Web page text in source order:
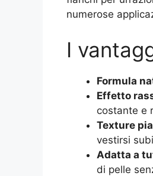
numerose
I
Formula
Effetto
costante e
Texture
vestirsi
Adatta a
di pelle